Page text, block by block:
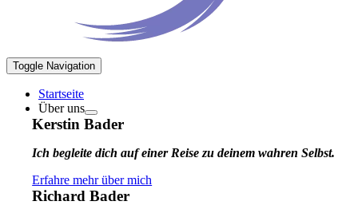
Toggle Navigation
Startseite
Über uns
Kerstin Bader
Ich begleite dich auf einer Reise zu deinem wahren Selbst.
Erfahre mehr über mich
Richard Bader